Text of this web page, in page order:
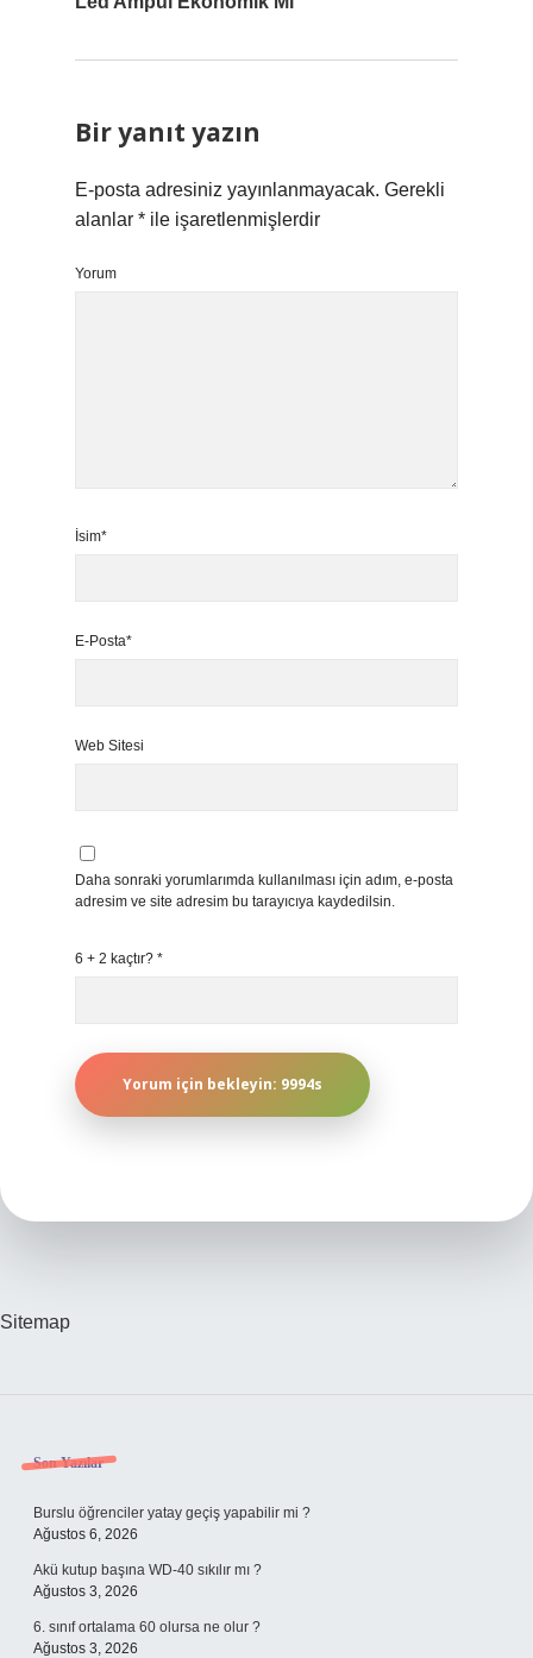
Bir yanıt yazın
E-posta adresiniz yayınlanmayacak. Gerekli
alanlar * ile işaretlenmişlerdir
Yorum
İsim*
E-Posta*
Web Sitesi
Daha sonraki yorumlarımda kullanılması için adım, e-posta
adresim ve site adresim bu tarayıcıya kaydedilsin.
6 + 2 kaçtır? *
Sitemap
Sidebar
Son Yazılar
Burslu öğrenciler yatay geçiş yapabilir mi ?
Ağustos 6, 2026
Akü kutup başına WD-40 sıkılır mı ?
Ağustos 3, 2026
6. sınıf ortalama 60 olursa ne olur ?
Ağustos 3, 2026